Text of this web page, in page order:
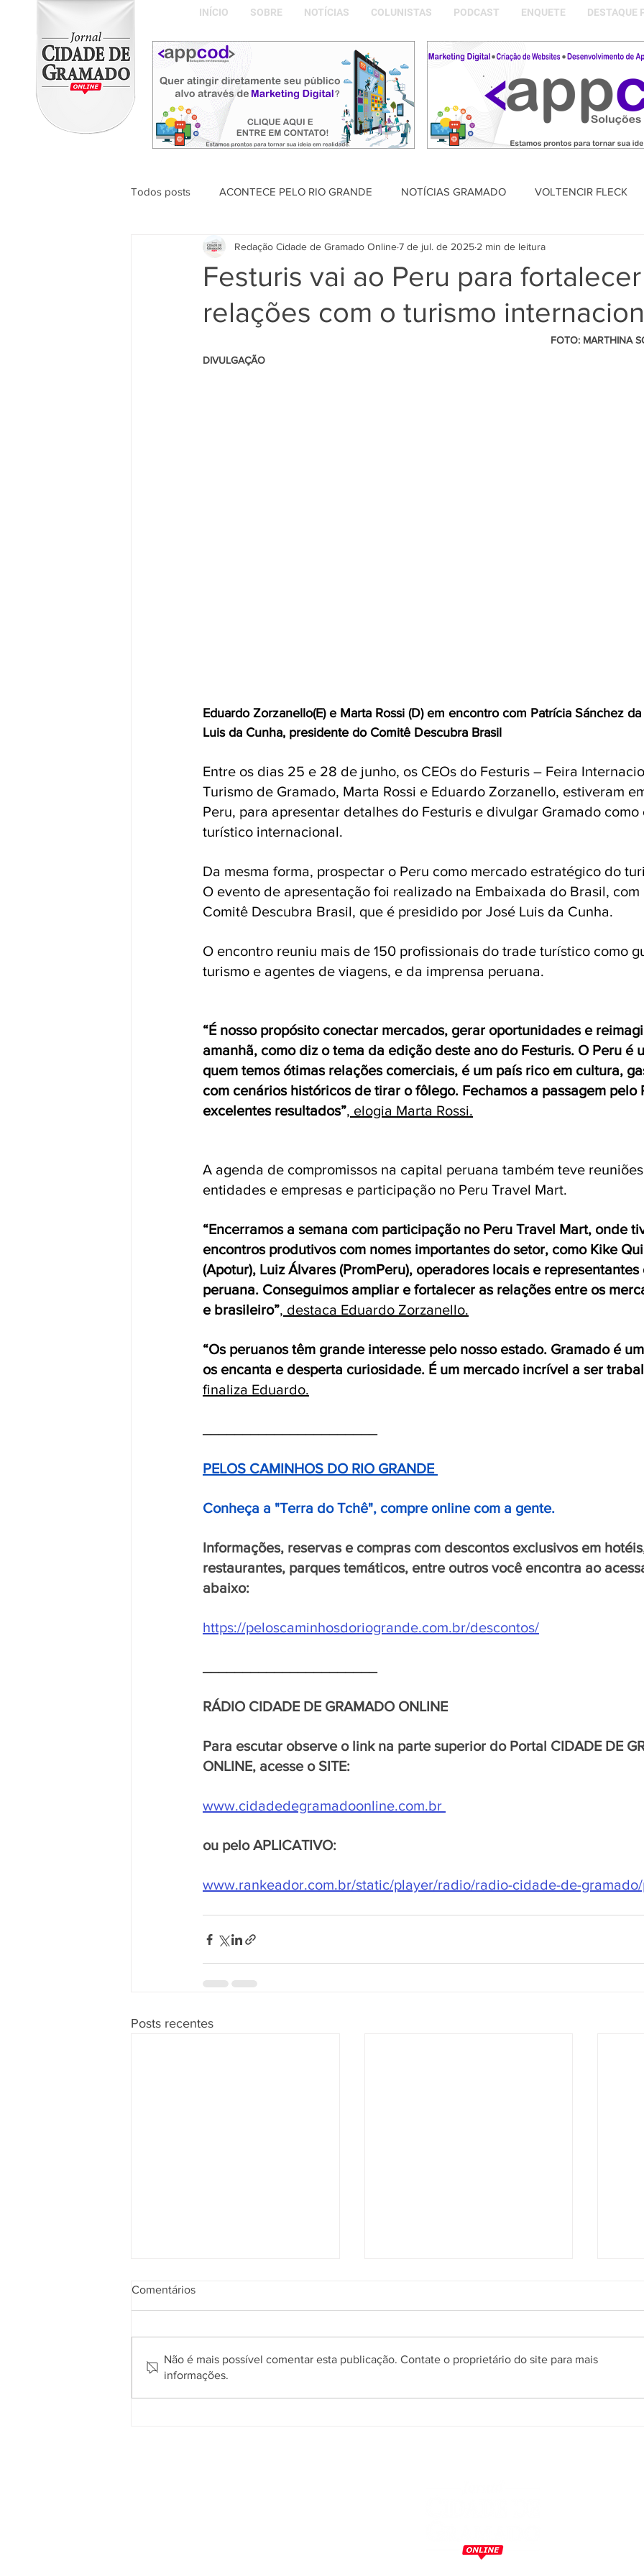
INÍCIO SOBRE NOTÍCIAS COLUNISTAS PODCAST ENQUETE DESTAQUE
Todos posts ACONTECE PELO RIO GRANDE NOTÍCIAS GRAMADO VOLTENCIR FLECK
ABDON BARRETTO FILHO SAÚDE PODCAST DESTAQUE POLÍTICO
Naíla Gonçalves Dalavia
Festuris vai ao Peru para fortalecer
relações com o turismo
Redação Cidade de Gramado Online7 de jul. de 2025 2 min de leitura
DIVULGAÇÃO
Eduardo Zorzanello(E) e Marta Rossi (D) em encontro com Patrícia Sánchez
Luis da Cunha, presidente do Comitê Descubra Brasil
Entre os dias 25 e 28 de junho, os CEOs do Festuris – Feira
Turismo de Gramado, Marta Rossi e Eduardo Zorzanello, estiveram
Peru, para apresentar detalhes do Festuris e divulgar Gramado como
turístico internacional.
Da mesma forma, prospectar o Peru como mercado estratégico do
O evento de apresentação foi realizado na Embaixada do Brasil,
Comitê Descubra Brasil, que é presidido por José Luis da Cunha.
O encontro reuniu mais de 150 profissionais do trade turístico como
turismo e agentes de viagens, e da imprensa peruana.
“É nosso propósito conectar mercados, gerar oportunidades e
amanhã, como diz o tema da edição deste ano do Festuris. O Peru é
quem temos ótimas relações comerciais, é um país rico em cultura,
com cenários históricos de tirar o fôlego. Fechamos a passagem pelo
excelentes resultados”, elogia Marta Rossi.
A agenda de compromissos na capital peruana também teve
entidades e empresas e participação no Peru Travel Mart.
“Encerramos a semana com participação no Peru Travel Mart, onde
encontros produtivos com nomes importantes do setor, como Kike
(Apotur), Luiz Álvares (PromPeru), operadores locais e
peruana. Conseguimos ampliar e fortalecer as relações entre os
e brasileiro”, destaca Eduardo Zorzanello.
“Os peruanos têm grande interesse pelo nosso estado. Gramado é
os encanta e desperta curiosidade. É um mercado incrível a ser
finaliza Eduardo.
PELOS CAMINHOS DO RIO GRANDE
Conheça a "Terra do Tchê", compre online com a gente.
Informações, reservas e compras com descontos exclusivos em
restaurantes, parques temáticos, entre outros você encontra ao
abaixo:
https://peloscaminhosdoriogrande.com.br/descontos/
RÁDIO CIDADE DE GRAMADO ONLINE
Para escutar observe o link na parte superior do Portal CIDADE DE
ONLINE, acesse o SITE:
www.cidadedegramadoonline.com.br
ou pelo APLICATIVO:
www.rankeador.com.br/static/player/radio/radio-cidade-de-
Posts recentes
Prefeitura de Gramado abre
Prefeitura de Gramado abre
Comentários
Não é mais possível comentar esta publicação. Contate o proprietário do site para mais
informações.